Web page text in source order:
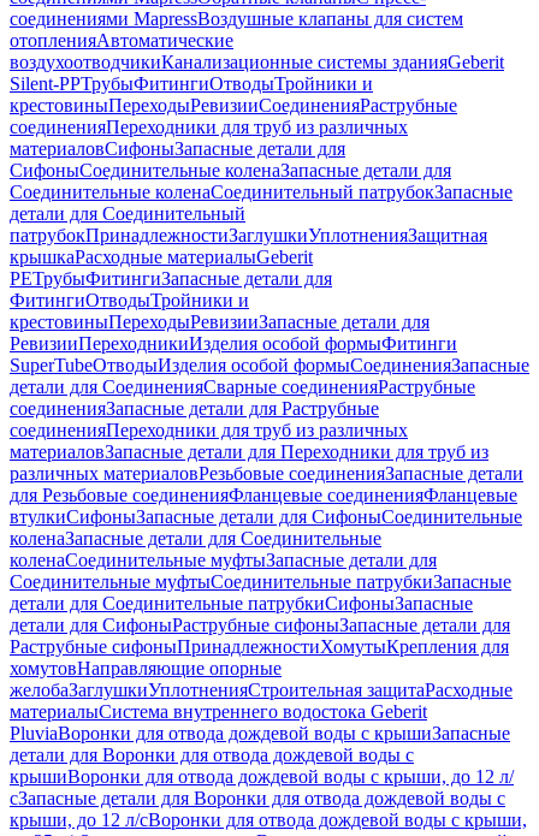
соединениями MapressВоздушные клапаны для систем
отопленияАвтоматические
воздухоотводчикиКанализационные системы зданияGeberit
Silent-PPТрубыФитингиОтводыТройники и
крестовиныПереходыРевизииСоединенияРаструбные
соединенияПереходники для труб из различных
материаловСифоныЗапасные детали для
СифоныСоединительные коленаЗапасные детали для
Соединительные коленаСоединительный патрубокЗапасные
детали для Соединительный
патрубокПринадлежностиЗаглушкиУплотненияЗащитная
крышкаРасходные материалыGeberit
PEТрубыФитингиЗапасные детали для
ФитингиОтводыТройники и
крестовиныПереходыРевизииЗапасные детали для
РевизииПереходникиИзделия особой формыФитинги
SuperTubeОтводыИзделия особой формыСоединенияЗапасные
детали для СоединенияСварные соединенияРаструбные
соединенияЗапасные детали для Раструбные
соединенияПереходники для труб из различных
материаловЗапасные детали для Переходники для труб из
различных материаловРезьбовые соединенияЗапасные детали
для Резьбовые соединенияФланцевые соединенияФланцевые
втулкиСифоныЗапасные детали для СифоныСоединительные
коленаЗапасные детали для Соединительные
коленаСоединительные муфтыЗапасные детали для
Соединительные муфтыСоединительные патрубкиЗапасные
детали для Соединительные патрубкиСифоныЗапасные
детали для СифоныРаструбные сифоныЗапасные детали для
Раструбные сифоныПринадлежностиХомутыКрепления для
хомутовНаправляющие опорные
желобаЗаглушкиУплотненияСтроительная защитаРасходные
материалыСистема внутреннего водостока Geberit
PluviaВоронки для отвода дождевой воды с крышиЗапасные
детали для Воронки для отвода дождевой воды с
крышиВоронки для отвода дождевой воды с крыши, до 12 л/
сЗапасные детали для Воронки для отвода дождевой воды с
крыши, до 12 л/сВоронки для отвода дождевой воды с крыши,